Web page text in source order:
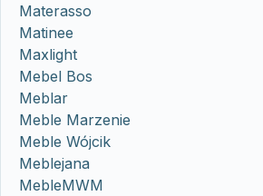
Materasso
Matinee
Maxlight
Mebel Bos
Meblar
Meble Marzenie
Meble Wójcik
Meblejana
MebleMWM